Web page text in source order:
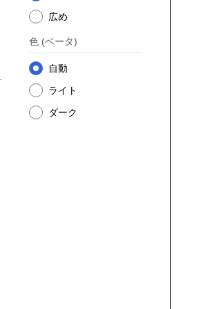
広め
色 (ベータ)
自動
ライト
ダーク